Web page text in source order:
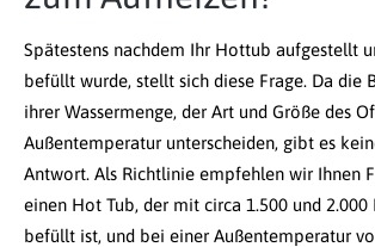
Spätestens nachdem Ihr Hottub aufgestellt
befüllt wurde, stellt sich diese Frage. Da die
ihrer Wassermenge, der Art und Größe des
Außentemperatur unterscheiden, gibt es
Antwort. Als Richtlinie empfehlen wir Ihnen
einen Hot Tub, der mit circa 1.500 und 2.000
befüllt ist, und bei einer Außentemperatur